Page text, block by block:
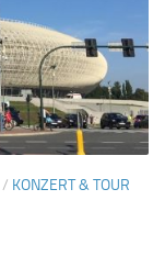
/ KONZERT & TOUR